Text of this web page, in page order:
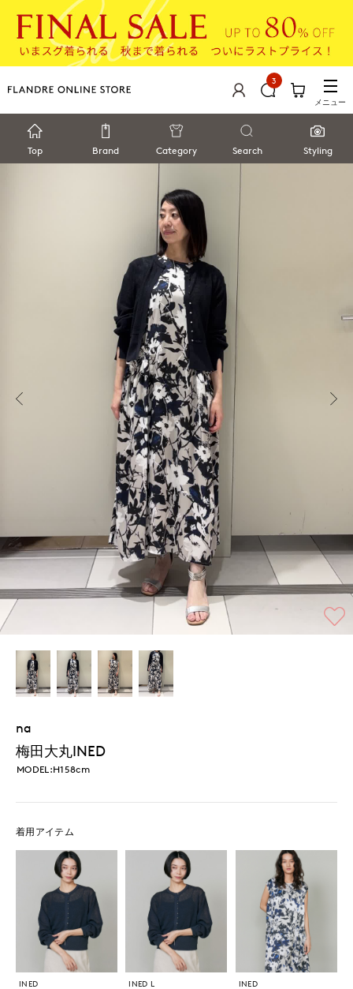
3
メニュー
Top Brand Category Search Styling
na
梅田大丸INED
MODEL:H158cm
着用アイテム
INED
INED L
INED